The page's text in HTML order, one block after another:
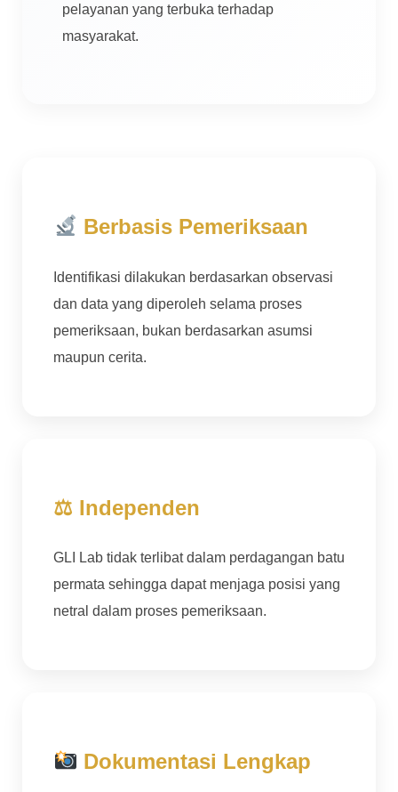
pelayanan yang terbuka terhadap
masyarakat.
Berbasis Pemeriksaan
Identifikasi dilakukan berdasarkan observasi
dan data yang diperoleh selama proses
pemeriksaan, bukan berdasarkan asumsi
maupun cerita.
⚖ Independen
GLI Lab tidak terlibat dalam perdagangan batu
permata sehingga dapat menjaga posisi yang
netral dalam proses pemeriksaan.
Dokumentasi Lengkap